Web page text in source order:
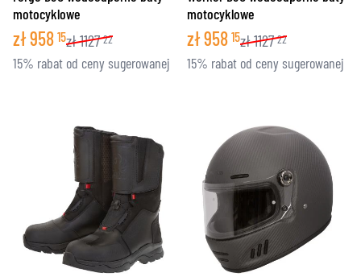
motocyklowe
zł958 15zł1127 22
15% rabat od ceny sugerowanej
motocyklowe
zł958 15zł1127 22
15% rabat od ceny sugerowanej